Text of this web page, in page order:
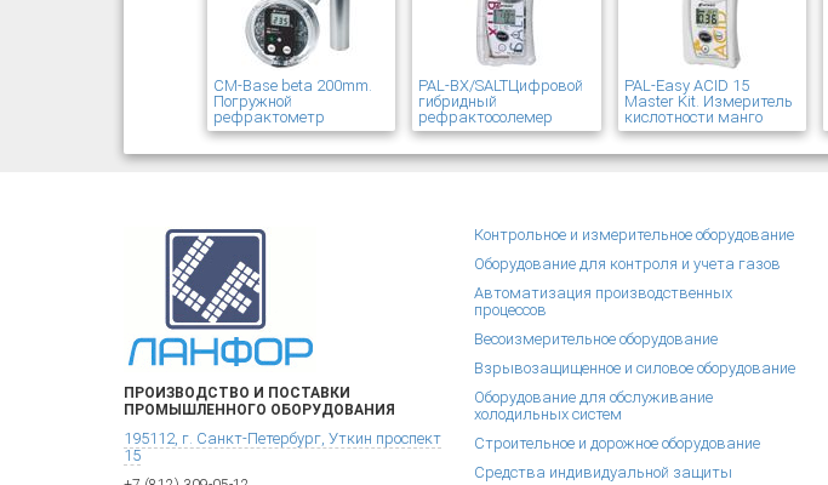
CM-Base beta 200mm.
Погружной
рефрактометр
PAL-BX/SALTЦифровой
гибридный
рефрактосолемер
PAL-Easy ACID 15
Master Kit. Измеритель
кислотности манго
ПРОИЗВОДСТВО И ПОСТАВКИ
ПРОМЫШЛЕННОГО ОБОРУДОВАНИЯ
195112, г. Санкт-Петербург, Уткин проспект
15
Контрольное и измерительное оборудование
Оборудование для контроля и учета газов
Автоматизация производственных
процессов
Весоизмерительное оборудование
Взрывозащищенное и силовое оборудование
Оборудование для обслуживание
холодильных систем
Строительное и дорожное оборудование
Средства индивидуальной защиты